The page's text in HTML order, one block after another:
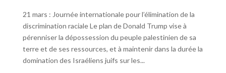
21 mars : Journée internationale pour l’élimination de la
discrimination raciale Le plan de Donald Trump vise à
pérenniser la dépossession du peuple palestinien de sa
terre et de ses ressources, et à maintenir dans la durée la
domination des Israéliens juifs sur les...